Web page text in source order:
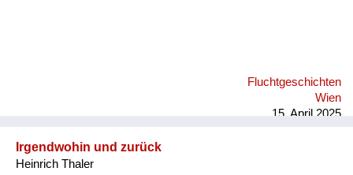
Fluchtgeschichten
Wien
15. April 2025
Irgendwohin und zurück
Heinrich Thaler